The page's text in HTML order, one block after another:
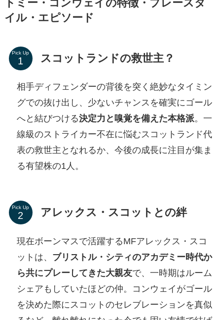
トミー・コンウェイの特徴・プレースタ
イル・エピソード
Pick Up スコットランドの救世主？
相手ディフェンダーの背後を突く絶妙なタイミン
グでの抜け出し、少ないチャンスを確実にゴール
へと結びつける決定力と嗅覚を備えた本格派。一
線級のストライカー不在に悩むスコットランド代
表の救世主となれるか、今後の成長に注目が集ま
る有望株の1人。
Pick Up アレックス・スコットとの絆
現在ボーンマスで活躍するMFアレックス・スコ
ットは、 ブリストル・シティのアカデミー時代か
ら共にプレーしてきた大親友で、一時期はルーム
シェアもしていたほどの仲。コンウェイがゴール
を決めた際にスコットのセレブレーションを真似